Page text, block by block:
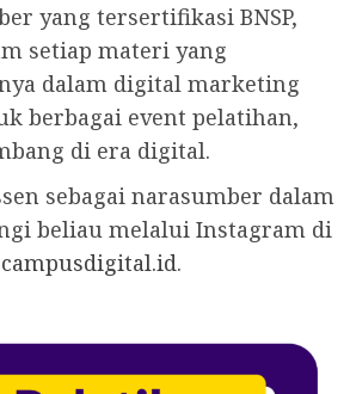
yang tersertifikasi BNSP,
setiap materi yang
dalam digital marketing
berbagai event pelatihan,
di era digital.
sebagai narasumber dalam
beliau melalui Instagram di
campusdigital.id.